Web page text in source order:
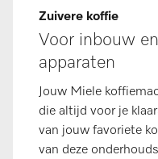
Zuivere koffie
Voor inbouw
apparaten
Jouw Miele
die altijd voor je
van jouw favoriete
van deze